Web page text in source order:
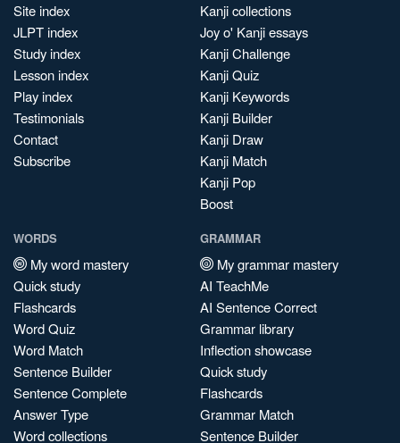
Site index
JLPT index
Study index
Lesson index
Play index
Testimonials
Contact
Subscribe
Kanji collections
Joy o' Kanji essays
Kanji Challenge
Kanji Quiz
Kanji Keywords
Kanji Builder
Kanji Draw
Kanji Match
Kanji Pop
Boost
WORDS
My word mastery
Quick study
Flashcards
Word Quiz
Word Match
Sentence Builder
Sentence Complete
Answer Type
Word collections
GRAMMAR
My grammar mastery
AI TeachMe
AI Sentence Correct
Grammar library
Inflection showcase
Quick study
Flashcards
Grammar Match
Sentence Builder